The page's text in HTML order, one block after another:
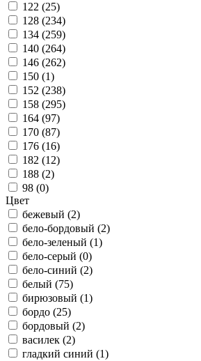
122 (25)
128 (234)
134 (259)
140 (264)
146 (262)
150 (1)
152 (238)
158 (295)
164 (97)
170 (87)
176 (16)
182 (12)
188 (2)
98 (0)
Цвет
бежевый (2)
бело-бордовый (2)
бело-зеленый (1)
бело-серый (0)
бело-синий (2)
белый (75)
бирюзовый (1)
бордо (25)
бордовый (2)
василек (2)
гладкий синий (1)